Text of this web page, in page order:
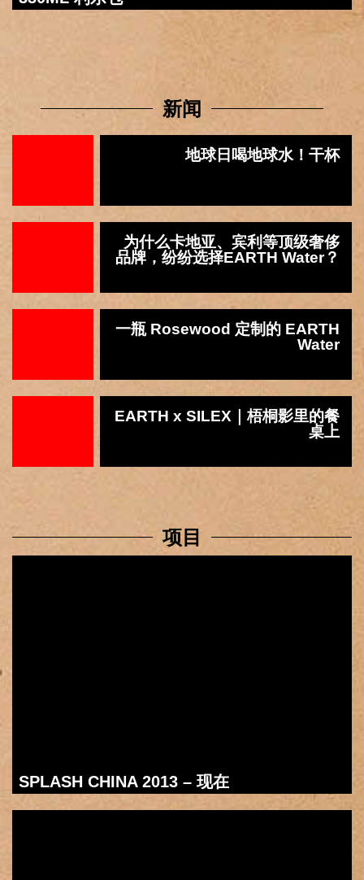
新闻
地球日喝地球水！干杯
为什么卡地亚、宾利等顶级奢侈
品牌，纷纷选择EARTH Water？
一瓶 Rosewood 定制的 EARTH
Water
EARTH x SILEX｜梧桐影里的餐
桌上
项目
SPLASH CHINA 2013 – 现在